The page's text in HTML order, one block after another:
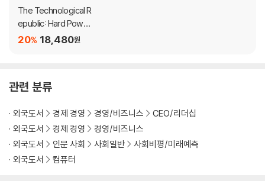
ue of our collective abandonment of ambition, arguing that in
order for the U.S. and its allies to retain their global edge―and
preserve the freedoms we take for granted―the software in
gence. The government, in turn, must embrace the most effe
ctive features of the engineering mindset that has propelled
Silicon Valley’s success.
Above all, our leaders must reject intellectual fragility and pre
serve space for ideological confrontation. A willingness to risk
the disapproval of the crowd, Karp and Zamiska contend, has
The Technological R
epublic: Hard Powe
r, Soft Belief, and th
18,480원
20%
관련 분류
외국도서 경제 경영 경영/비즈니스
CEO/리더십
외국도서
경제 경영
경영/비즈니스
외국도서
인문 사회 사회일반
사회비평/미래예측
외국도서
컴퓨터